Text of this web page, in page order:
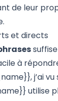
de leur
et directs
à
j’ai vu
utilise